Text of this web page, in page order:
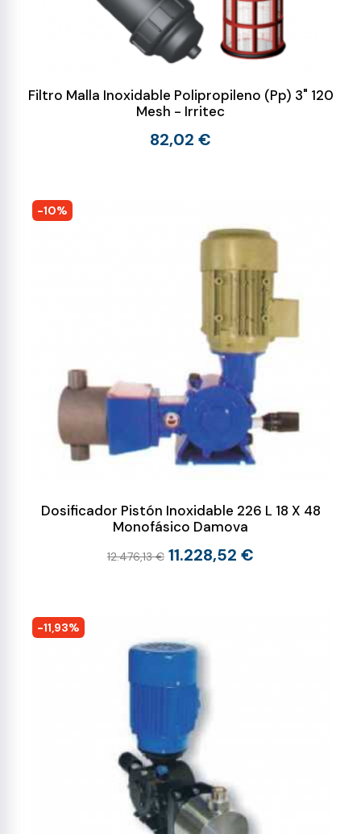
Filtro Malla Inoxidable Polipropileno (Pp) 3" 120
Mesh - Irritec
82,02 €
-10%
Dosificador Pistón Inoxidable 226 L 18 X 48
Monofásico Damova
12.476,13 € 11.228,52 €
-11,93%